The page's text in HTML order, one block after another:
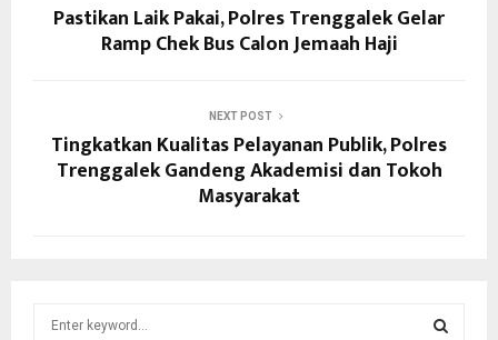
Pastikan Laik Pakai, Polres Trenggalek Gelar
Ramp Chek Bus Calon Jemaah Haji
NEXT POST
Tingkatkan Kualitas Pelayanan Publik, Polres
Trenggalek Gandeng Akademisi dan Tokoh
Masyarakat